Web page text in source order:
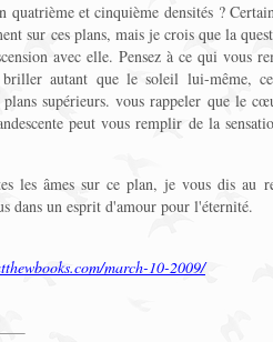
quatrième et cinquième densités ?
sur ces plans, mais je crois que la
avec elle. Pensez à ce qui vous
autant que le soleil lui-même,
supérieurs. vous rappeler que le
peut vous remplir de la
les âmes sur ce plan, je vous dis au
dans un esprit d'amour pour l'éternité.
march-10-2009/